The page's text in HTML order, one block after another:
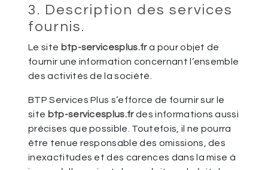
3. Description des services
fournis.
Le site btp-servicesplus.fra pour objet de
fournir une information concernant l’ensemble
des activités de la société.
BTP Services Plus s’efforce de fournir sur le
site btp-servicesplus.frdes informations aussi
précises que possible. Toutefois, il ne pourra
être tenue responsable des omissions, des
inexactitudes et des carences dans la mise à